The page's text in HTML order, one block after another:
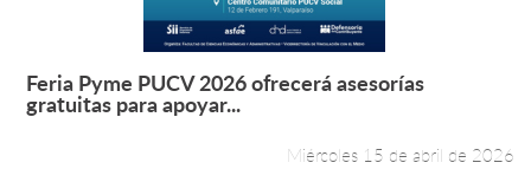
Leer más +
Feria Pyme PUCV 2026 ofrecerá asesorías
gratuitas para apoyar...
Miércoles 15 de abril de 2026